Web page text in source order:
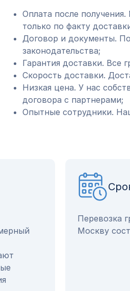
Оплата после
только по факту
Договор и документы.
законодательства;
Гарантия доставки. Все
Скорость доставки.
Низкая цена. У нас
договора с партнерами;
Опытные сотрудники.
Перевозка
Москву